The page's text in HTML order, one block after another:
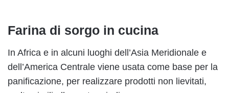
Farina di sorgo in cucina
In Africa e in alcuni luoghi dell’Asia Meridionale e
dell’America Centrale viene usata come base per la
panificazione, per realizzare prodotti non lievitati,